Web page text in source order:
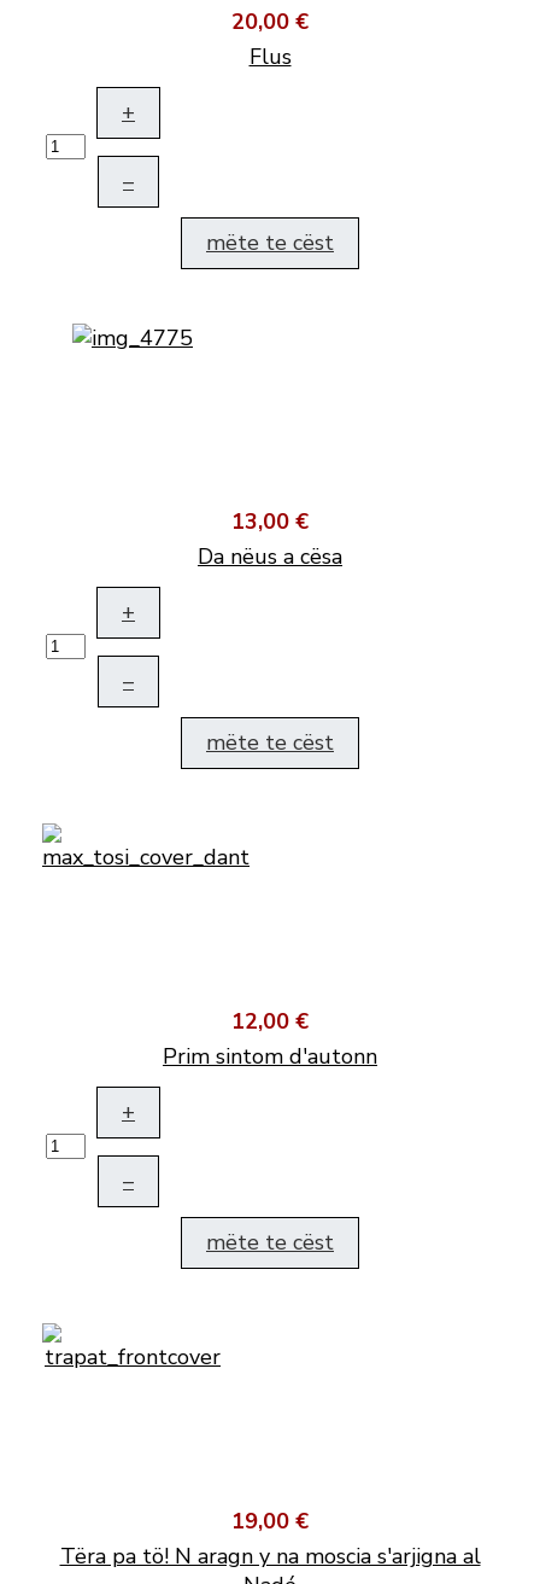
20,00 €
Flus
+
–
mëte te cëst
13,00 €
Da nëus a cësa
+
–
mëte te cëst
12,00 €
Prim sintom d'autonn
+
–
mëte te cëst
19,00 €
Tëra pa tö! N aragn y na moscia s'arjigna al